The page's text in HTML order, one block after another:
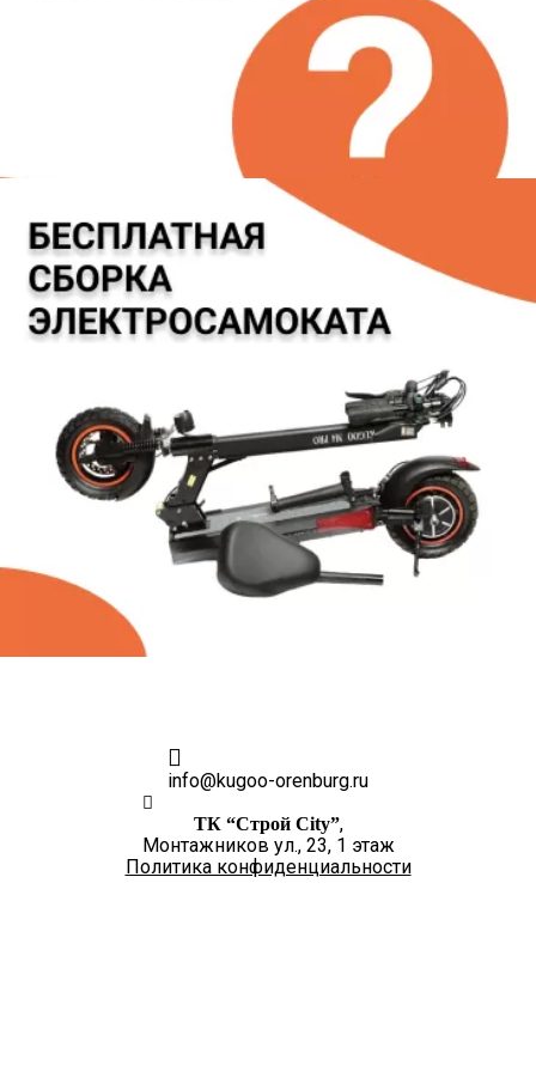
info@kugoo-orenburg.ru
ТК “Строй City”,
Монтажников ул., 23, 1 этаж
Политика конфиденциальности